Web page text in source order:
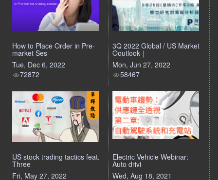
How to Place Order in Pre-
market Ses
Tue, Dec 6, 2022
72872
3Q 2022 Global / US Market
Ooutlook｜
Mon, Jun 27, 2022
58467
US stock trading tactics feat.
Three
Fri, May 27, 2022
Electric Vehicle Webinar:
Auto drivi
Wed, Aug 18, 2021